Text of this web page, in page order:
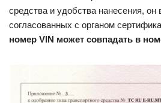
средства и удобства нанесения,
согласованных с органом
номер VIN может совпадать в